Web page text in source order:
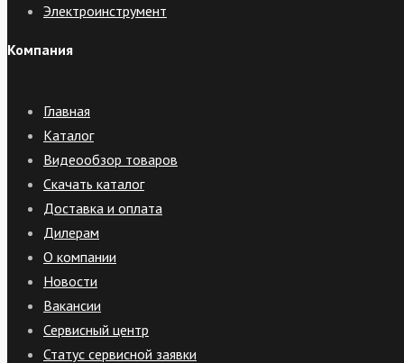
Электроинструмент
Компания
Главная
Каталог
Видеообзор товаров
Скачать каталог
Доставка и оплата
Дилерам
О компании
Новости
Вакансии
Сервисный центр
Статус сервисной заявки